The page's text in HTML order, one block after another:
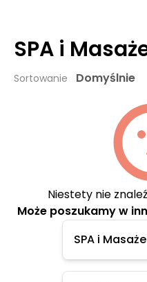
SPA i
Sortowanie Domyślnie
Niestety nie
Może poszukamy w
SPA i